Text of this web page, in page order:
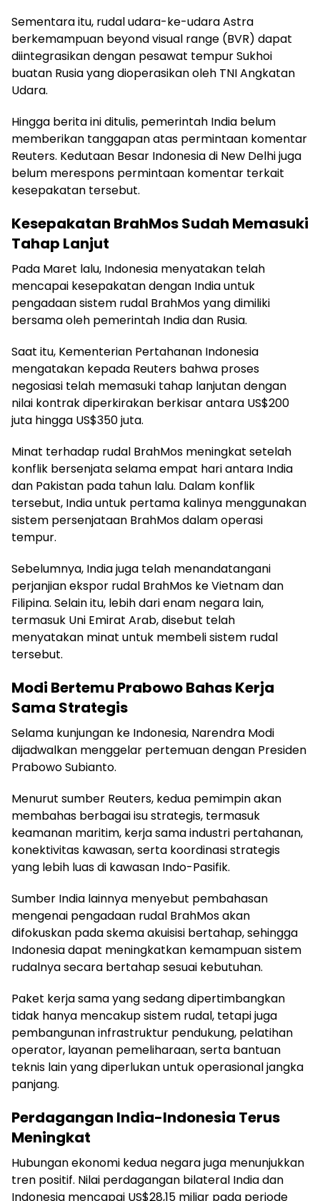
Sementara itu, rudal udara-ke-udara Astra
berkemampuan beyond visual range (BVR) dapat
diintegrasikan dengan pesawat tempur Sukhoi
buatan Rusia yang dioperasikan oleh TNI Angkatan
Udara.
Hingga berita ini ditulis, pemerintah India belum
memberikan tanggapan atas permintaan komentar
Reuters. Kedutaan Besar Indonesia di New Delhi juga
belum merespons permintaan komentar terkait
kesepakatan tersebut.
Kesepakatan BrahMos Sudah Memasuki
Tahap Lanjut
Pada Maret lalu, Indonesia menyatakan telah
mencapai kesepakatan dengan India untuk
pengadaan sistem rudal BrahMos yang dimiliki
bersama oleh pemerintah India dan Rusia.
Saat itu, Kementerian Pertahanan Indonesia
mengatakan kepada Reuters bahwa proses
negosiasi telah memasuki tahap lanjutan dengan
nilai kontrak diperkirakan berkisar antara US$200
juta hingga US$350 juta.
Minat terhadap rudal BrahMos meningkat setelah
konflik bersenjata selama empat hari antara India
dan Pakistan pada tahun lalu. Dalam konflik
tersebut, India untuk pertama kalinya menggunakan
sistem persenjataan BrahMos dalam operasi
tempur.
Sebelumnya, India juga telah menandatangani
perjanjian ekspor rudal BrahMos ke Vietnam dan
Filipina. Selain itu, lebih dari enam negara lain,
termasuk Uni Emirat Arab, disebut telah
menyatakan minat untuk membeli sistem rudal
tersebut.
Modi Bertemu Prabowo Bahas Kerja
Sama Strategis
Selama kunjungan ke Indonesia, Narendra Modi
dijadwalkan menggelar pertemuan dengan Presiden
Prabowo Subianto.
Menurut sumber Reuters, kedua pemimpin akan
membahas berbagai isu strategis, termasuk
keamanan maritim, kerja sama industri pertahanan,
konektivitas kawasan, serta koordinasi strategis
yang lebih luas di kawasan Indo-Pasifik.
Sumber India lainnya menyebut pembahasan
mengenai pengadaan rudal BrahMos akan
difokuskan pada skema akuisisi bertahap, sehingga
Indonesia dapat meningkatkan kemampuan sistem
rudalnya secara bertahap sesuai kebutuhan.
Paket kerja sama yang sedang dipertimbangkan
tidak hanya mencakup sistem rudal, tetapi juga
pembangunan infrastruktur pendukung, pelatihan
operator, layanan pemeliharaan, serta bantuan
teknis lain yang diperlukan untuk operasional jangka
panjang.
Perdagangan India-Indonesia Terus
Meningkat
Hubungan ekonomi kedua negara juga menunjukkan
tren positif. Nilai perdagangan bilateral India dan
Indonesia mencapai US$28,15 miliar pada periode